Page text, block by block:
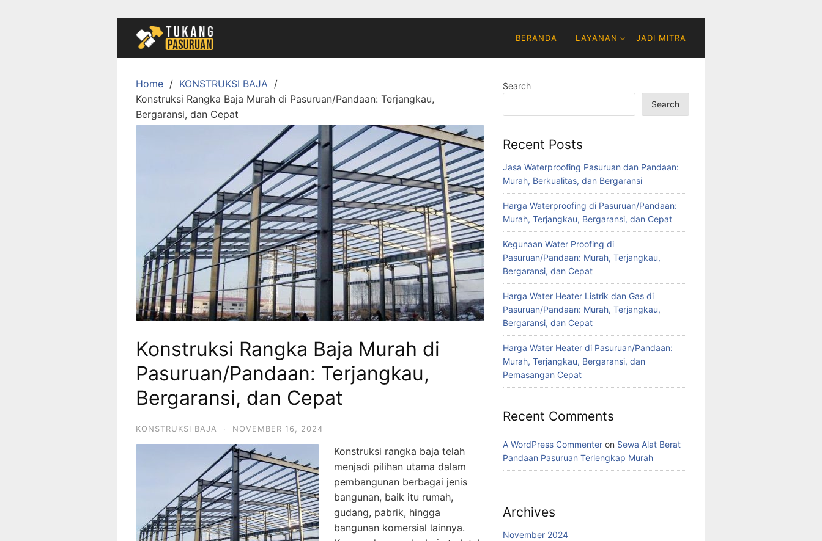
BERANDA LAYANAN JADI MITRA
Home
KONSTRUKSI BAJA
Konstruksi Rangka Baja Murah di Pasuruan/Pandaan: Terjangkau,
Bergaransi, dan Cepat
Konstruksi Rangka Baja Murah di
Pasuruan/Pandaan: Terjangkau,
Bergaransi, dan Cepat
KONSTRUKSI BAJA · NOVEMBER 16, 2024
Konstruksi rangka baja telah
menjadi pilihan utama dalam
pembangunan berbagai jenis
bangunan, baik itu rumah,
gudang, pabrik, hingga
bangunan komersial lainnya.
Search
Search
Recent Posts
Jasa Waterproofing Pasuruan dan Pandaan:
Murah, Berkualitas, dan Bergaransi
Harga Waterproofing di Pasuruan/Pandaan:
Murah, Terjangkau, Bergaransi, dan Cepat
Kegunaan Water Proofing di
Pasuruan/Pandaan: Murah, Terjangkau,
Bergaransi, dan Cepat
Harga Water Heater Listrik dan Gas di
Pasuruan/Pandaan: Murah, Terjangkau,
Bergaransi, dan Cepat
Harga Water Heater di Pasuruan/Pandaan:
Murah, Terjangkau, Bergaransi, dan
Pemasangan Cepat
Recent Comments
A WordPress Commenter on Sewa Alat Berat
Pandaan Pasuruan Terlengkap Murah
Archives
November 2024